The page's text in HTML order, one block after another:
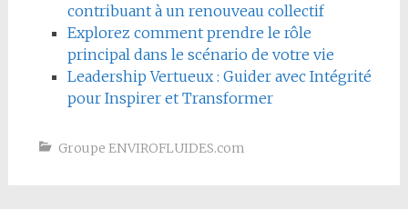
contribuant à un renouveau collectif
Explorez comment prendre le rôle
principal dans le scénario de votre vie
Leadership Vertueux : Guider avec Intégrité
pour Inspirer et Transformer
Groupe ENVIROFLUIDES.com